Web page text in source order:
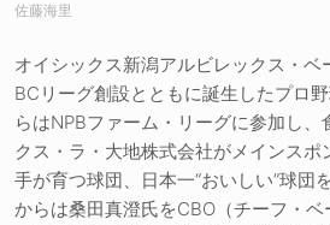
佐藤海里
オイシックス新潟アルビレックス・ベ
BCリーグ創設とともに誕生したプロ
らはNPBファーム・リーグに参加し、
クス・ラ・大地株式会社がメインス
手が育つ球団、日本一“おいしい”球団
からは桑田真澄氏をCBO（チーフ・